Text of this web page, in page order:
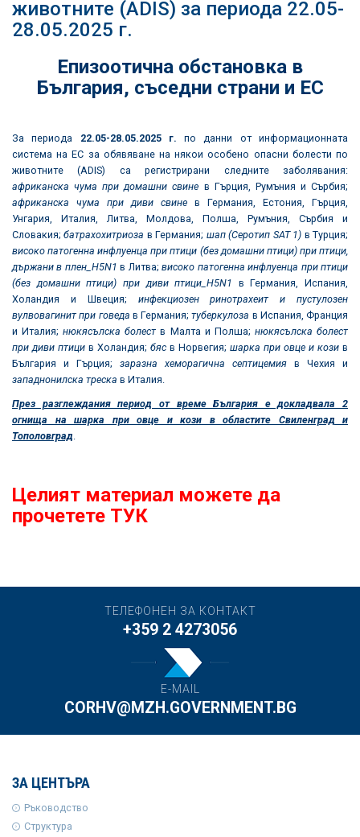
животните (ADIS) за периода 22.05-
28.05.2025 г.
Епизоотична обстановка в
България, съседни страни и ЕС
За периода 22.05-28.05.2025 г.по данни от информационната
система на ЕС за обявяване на някои особено опасни болести по
животните (ADIS) са регистрирани следните заболявания:
африканска чума при домашни свине в Гърция, Румъния и Сърбия;
африканска чума при диви свине в Германия, Естония, Гърция,
Унгария, Италия, Литва, Молдова, Полша, Румъния, Сърбия и
Словакия;батрахохитриоза в Германия; шап (Серотип SAT 1) в Турция;
високо патогенна инфлуенца при птици (без домашни птици) при птици,
държани в плен_ H5N1 в Литва;високо патогенна инфлуенца при птици
(без домашни птици) при диви птици_H5N1 в Германия, Испания,
Холандия и Швеция; инфекциозен ринотрахеит и пустулозен
вулвовагинит при говеда в Германия;туберкулоза в Испания, Франция
и Италия;нюкясълска болест в Малта и Полша; нюкясълска болест
при диви птици в Холандия; бяс в Норвегия; шарка при овце и кози в
България и Гърция; заразна хеморагична септицемия в Чехия и
западнонилска треска в Италия.
През разглеждания период от време България е докладвала 2
огнища на шарка при овце и кози в областите Свиленград и
Тополовград
Целият материал можете да
прочетете ТУК
ТЕЛЕФОНЕН ЗА КОНТАКТ
+359 2 4273056
E-MAIL
CORHV@MZH.GOVERNMENT.BG
ЗА ЦЕНТЪРА
Ръководство
Структура